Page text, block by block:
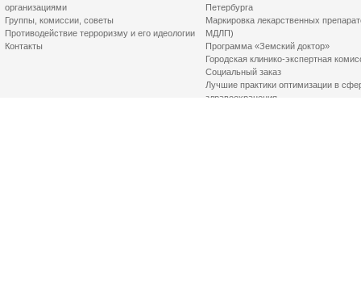
организациями
Группы, комиссии, советы
Противодействие терроризму и его идеологии
Контакты
Петербурга
Маркировка лекарственных
МДЛП)
Программа «Земский доктор»
Городская клинико-экспертная
Социальный заказ
Лучшие практики оптимизации в
здравоохранения